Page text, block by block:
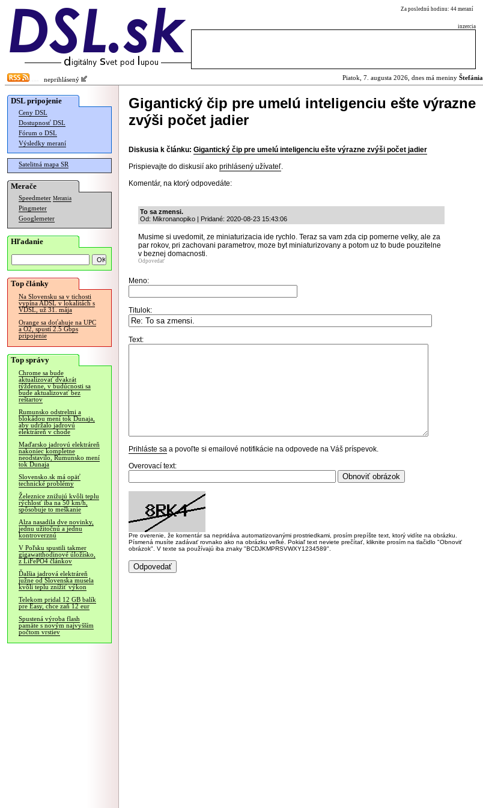
Za poslednú hodinu: 44 meraní
inzercia
neprihlásený Piatok, 7. augusta 2026, dnes má meniny Štefánia
DSL pripojenie
Ceny DSL
Dostupnosť DSL
Fórum o DSL
Výsledky meraní
Satelitná mapa SR
Merače
Speedmeter Merania
Pingmeter
Googlemeter
Hľadanie
Top články
Na Slovensku sa v tichosti
vypína ADSL v lokalitách s
VDSL, už 31. mája
Orange sa doťahuje na UPC
a O2, spustí 2.5 Gbps
pripojenie
Top správy
Chrome sa bude
aktualizovať dvakrát
týždenne, v budúcnosti sa
bude aktualizovať bez
reštartov
Rumunsko odstrelmi a
blokádou mení tok Dunaja,
aby udržalo jadrovú
elektráreň v chode
Maďarsko jadrovú elektráreň
nakoniec kompletne
neodstavilo, Rumunsko mení
tok Dunaja
Slovensko.sk má opäť
technické problémy
Železnice znižujú kvôli teplu
rýchlosť iba na 50 km/h,
spôsobuje to meškanie
Alza nasadila dve novinky,
jednu užitočnú a jednu
kontroverznú
V Poľsku spustili takmer
gigawatthodinové úložisko,
z LiFePO4 článkov
Ďalšia jadrová elektráreň
južne od Slovenska musela
kvôli teplu znížiť výkon
Telekom pridal 12 GB balík
pre Easy, chce zaň 12 eur
Spustená výroba flash
pamäte s novým najvyšším
počtom vrstiev
Gigantický čip pre umelú inteligenciu ešte výrazne
zvýši počet jadier
Diskusia k článku: Gigantický čip pre umelú inteligenciu ešte výrazne zvýši počet jadier
Prispievajte do diskusií ako prihlásený užívateľ.
Komentár, na ktorý odpovedáte:
To sa zmensi.
Od: Mikronanopiko | Pridané: 2020-08-23 15:43:06
Musime si uvedomit, ze miniaturizacia ide rychlo. Teraz sa vam zda cip pomerne velky, ale za
par rokov, pri zachovani parametrov, moze byt miniaturizovany a potom uz to bude pouzitelne
v beznej domacnosti.
Odpovedať
Meno:
Titulok:
Text:
Prihláste sa a povoľte si emailové notifikácie na odpovede na Váš príspevok.
Overovací text:
Pre overenie, že komentár sa nepridáva automatizovanými prostriedkami, prosím prepíšte text, ktorý vidíte na obrázku.
Písmená musíte zadávať rovnako ako na obrázku veľké. Pokiaľ text neviete prečítať, kliknite prosím na tlačidlo "Obnoviť
obrázok". V texte sa používajú iba znaky "BCDJKMPRSVWXY1234589".